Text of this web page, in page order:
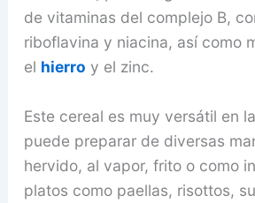
de vitaminas del complejo B,
riboflavina y niacina, así como
el hierro y el zinc.
Este cereal es muy versátil en
puede preparar de diversas
hervido, al vapor, frito o como
platos como paellas, risottos,